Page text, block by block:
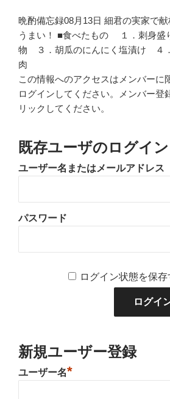
晩酌備忘録08月13日 細君の実家で
うまい！ ■食べたもの １．刺身
物 ３．胡瓜のにんにく塩漬け ４
肉
この情報へのアクセスはメンバーに
ログインしてください。メンバー登
リックしてください。
既存ユーザのログイン
ユーザー名またはメールアドレス
パスワード
ログイン状態を保存
新規ユーザー登録
ユーザー名*